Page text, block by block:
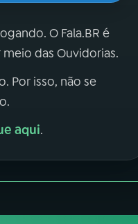
O Fala.BR é
das Ouvidorias.
Por isso, não se
aqui.